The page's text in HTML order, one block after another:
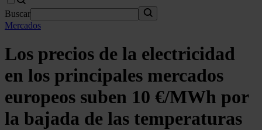
Buscar
Mercados
Los precios de la electricidad
en los principales mercados
europeos suben 10 €/MWh por
la bajada de las temperaturas